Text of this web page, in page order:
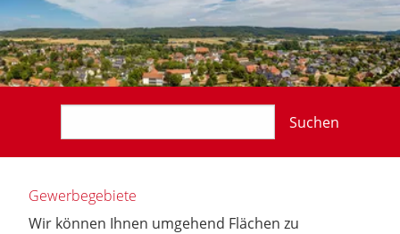
Suchen
Gewerbegebiete
Wir können Ihnen umgehend Flächen zu